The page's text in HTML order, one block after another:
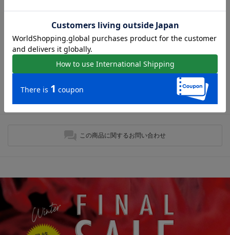
ウェッジソールサンダルの人気アイテム
最近チェックしたアイテム
最近チェックしたアイテムはありません。
この商品に関するお問い合わせ